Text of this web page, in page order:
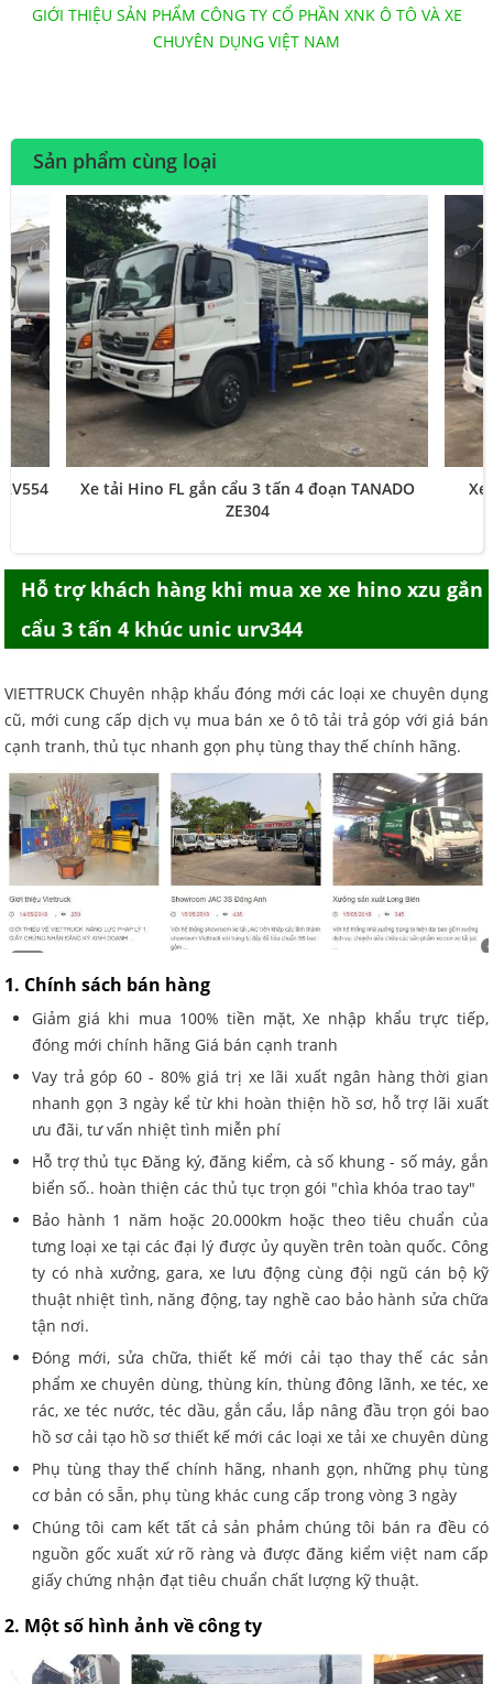
GIỚI THIỆU SẢN PHẨM CÔNG TY CỔ PHẦN XNK Ô TÔ VÀ XE
CHUYÊN DỤNG VIỆT NAM
Sản phẩm cùng loại
Xe tải Hino FL gắn cẩu 3 tấn 4 đoạn TANADO
ZE304
Xe
Hỗ trợ khách hàng khi mua xe xe hino xzu gắn
cẩu 3 tấn 4 khúc unic urv344
VIETTRUCK Chuyên nhập khẩu đóng mới các loại xe chuyên dụng
cũ, mới cung cấp dịch vụ mua bán xe ô tô tải trả góp với giá bán
cạnh tranh, thủ tục nhanh gọn phụ tùng thay thế chính hãng.
1. Chính sách bán hàng
Giảm giá khi mua 100% tiền mặt, Xe nhập khẩu trực tiếp,
đóng mới chính hãng Giá bán cạnh tranh
Vay trả góp 60 - 80% giá trị xe lãi xuất ngân hàng thời gian
nhanh gọn 3 ngày kể từ khi hoàn thiện hồ sơ, hỗ trợ lãi xuất
ưu đãi, tư vấn nhiệt tình miễn phí
Hỗ trợ thủ tục Đăng ký, đăng kiểm, cà số khung - số máy, gắn
biển số.. hoàn thiện các thủ tục trọn gói "chìa khóa trao tay"
Bảo hành 1 năm hoặc 20.000km hoặc theo tiêu chuẩn của
tưng loại xe tại các đại lý được ủy quyền trên toàn quốc. Công
ty có nhà xưởng, gara, xe lưu động cùng đội ngũ cán bộ kỹ
thuật nhiệt tình, năng động, tay nghề cao bảo hành sửa chữa
tận nơi.
Đóng mới, sửa chữa, thiết kế mới cải tạo thay thế các sản
phẩm xe chuyên dùng, thùng kín, thùng đông lãnh, xe téc, xe
rác, xe téc nước, téc dầu, gắn cẩu, lắp nâng đầu trọn gói bao
hồ sơ cải tạo hồ sơ thiết kế mới các loại xe tải xe chuyên dùng
Phụ tùng thay thế chính hãng, nhanh gọn, những phụ tùng
cơ bản có sẵn, phụ tùng khác cung cấp trong vòng 3 ngày
Chúng tôi cam kết tất cả sản phảm chúng tôi bán ra đều có
nguồn gốc xuất xứ rõ ràng và được đăng kiểm việt nam cấp
giấy chứng nhận đạt tiêu chuẩn chất lượng kỹ thuật.
2. Một số hình ảnh về công ty